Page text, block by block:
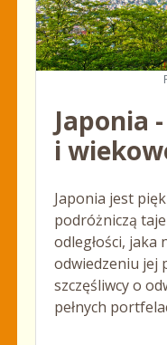
Japonia
i
Japonia jest
podróżniczą
odległości, jaka
odwiedzeniu jej
szczęśliwcy o
pełnych